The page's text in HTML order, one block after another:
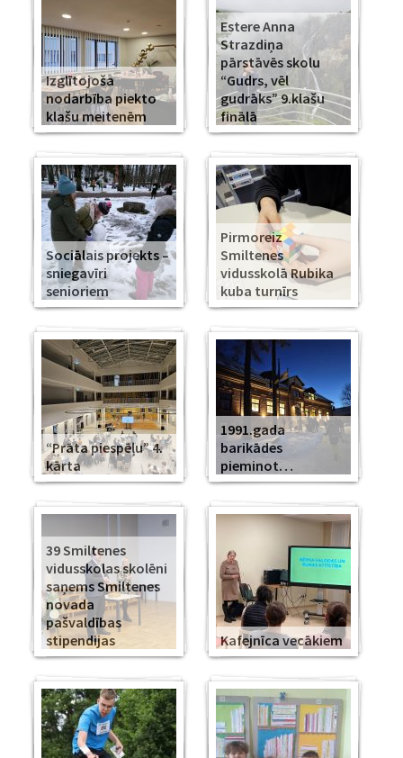
Izglītojoša
nodarbība piekto
klašu meitenēm
Estere Anna
Strazdiņa
pārstāvēs skolu
“Gudrs, vēl
gudrāks” 9.klašu
finālā
Sociālais projekts –
sniegavīri
senioriem
Pirmoreiz
Smiltenes
vidusskolā Rubika
kuba turnīrs
“Prāta piespēļu” 4.
kārta
1991.gada
barikādes
pieminot…
39 Smiltenes
vidusskolas skolēni
saņems Smiltenes
novada
pašvaldības
stipendijas
Kafejnīca vecākiem